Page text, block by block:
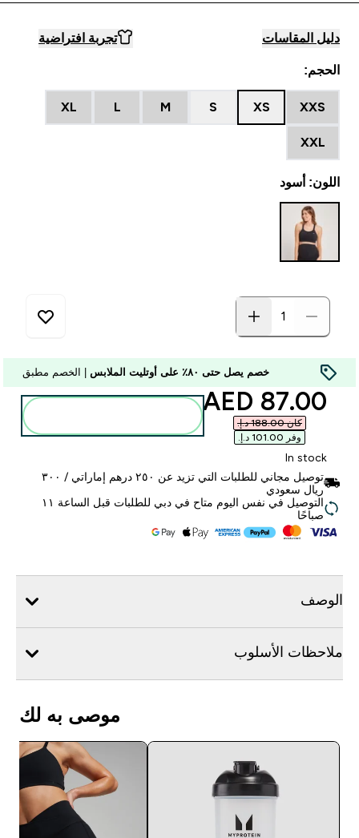
دليل المقاسات تجربة افتراضية
الحجم:
XXS
XS
S
M
L
XL
XXL
اللون: أسود
خصم يصل حتى ٨٠٪ على أوتليت الملابس | الخصم مطبق
discounted price
87.00 AED‎
كان ‏188.00 د.إ.‏‎
وفر ‏101.00 د.إ.‏‎
In stock
توصيل مجاني للطلبات التي تزيد عن ٢٥٠ درهم إماراتي / ٣٠٠
ريال سعودي
التوصيل في نفس اليوم متاح في دبي للطلبات قبل الساعة ١١
صباحًا
الوصف
ملاحظات الأسلوب
موصى به لك